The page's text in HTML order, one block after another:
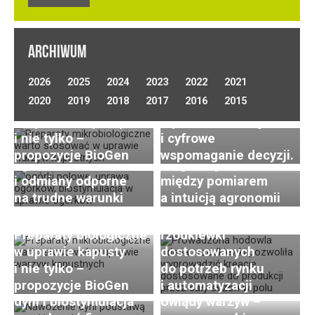
ARCHIWUM
2026 2025 2024 2023 2022
2021
2020
2019 2018 2017 2016 2015
Preparaty biologiczne
w uprawie kapusty
i nie tylko –
propozycje BioGen
nawadniania w uprawie
warzyw polowych.
Wybór technologii
i cyfrowe
wspomaganie decyzji.
Uprawa ogórków
(polowych) –
wyzwania, nowoczesna
agrotechnika
i odmiany odporne
na trudne warunki
Diagnostyka roślin –
między pomiarem
a intuicją agronomii
Preparaty biologiczne
w uprawie kapusty
i nie tylko –
propozycje BioGen
Postępy i trendy
w hodowli i uprawie
rzodkiewki. Cz. 2:
Innowacje w zakresie
rzodkiewki
dostosowanych
do potrzeb rynku
i automatyzacji
Efektywne nawożenie
dyni i biostymulacja
Uwiądy warzyw –